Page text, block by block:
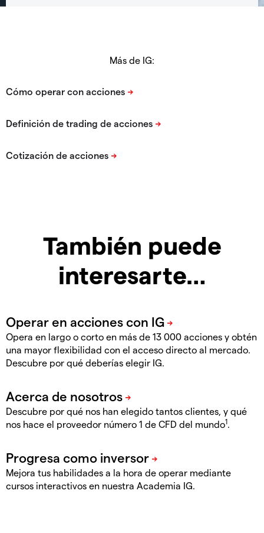
Más de IG:
También puede
interesarte…
Opera en largo o corto en más de 13 000 acciones y obtén
una mayor flexibilidad con el acceso directo al mercado.
Descubre por qué deberías elegir IG.
Descubre por qué nos han elegido tantos clientes, y qué
nos hace el proveedor número 1 de CFD del mundo1.
Mejora tus habilidades a la hora de operar mediante
cursos interactivos en nuestra Academia IG.